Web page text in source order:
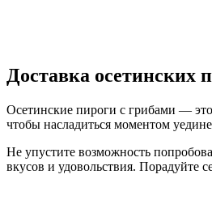
Доставка осетинских
Осетинские пироги с грибами —
чтобы насладиться моментом
Не упустите возможность
вкусов и удовольствия. Порадуйте